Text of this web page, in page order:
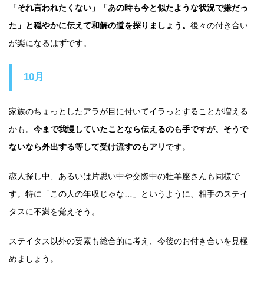
「それ言われたくない」「あの時も今と似たような状況で嫌だっ
た」と穏やかに伝えて和解の道を探りましょう。 後々の付き合い
が楽になるはずです。
10月
家族のちょっとしたアラが目に付いてイラっとすることが増える
かも。 今まで我慢していたことなら伝えるのも手ですが、そうで
ないなら外出する等して受け流すのもアリ です。
恋人探し中、あるいは片思い中や交際中の牡羊座さんも同様で
す。特に「この人の年収じゃな…」というように、相手のステイ
タスに不満を覚えそう。
ステイタス以外の要素も総合的に考え、今後のお付き合いを見極
めましょう。